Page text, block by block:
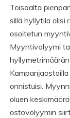
Toisaalta
sillä hyllytila olisi
osoitetun
Myyntivolyymi
onnistuisi.
oluen
ostovolyymin